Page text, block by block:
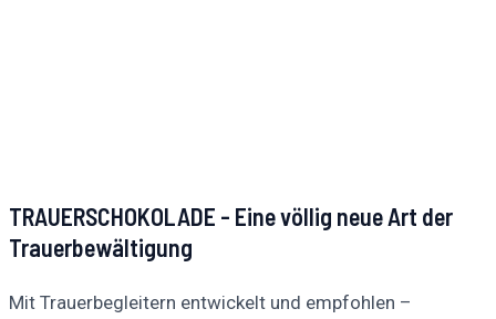
TRAUERSCHOKOLADE - Eine völlig neue Art der
Trauerbewältigung
Mit Trauerbegleitern entwickelt und empfohlen –